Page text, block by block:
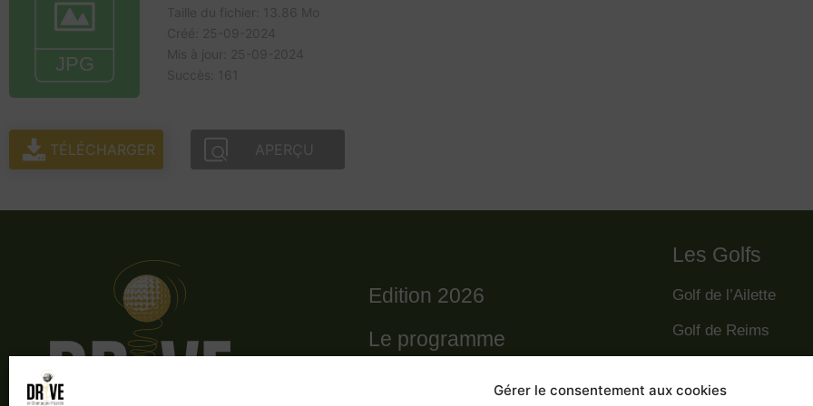
Gérer le consentement aux cookies
TÉLÉCHARGER APERÇU
Edition 2026
Le programme
Les Golfs
Golf de l’Ailette
Golf de Reims
Golf des Poursaudes